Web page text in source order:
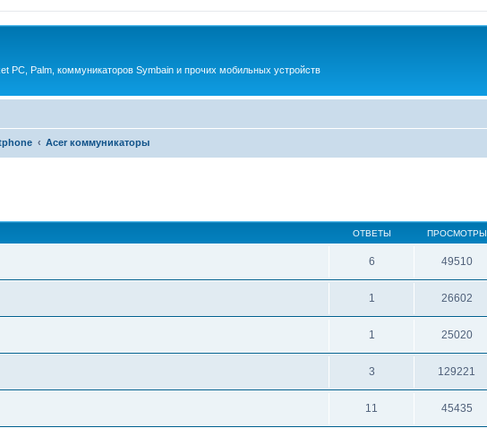
PC, Palm, коммуникаторов Symbain и прочих мобильных устройств
Acer коммуникаторы
ОТВЕТЫ ПРОСМОТРЫ
6 49510
1 26602
1 25020
3 129221
11 45435